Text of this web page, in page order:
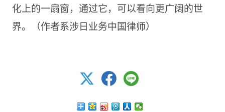
化上的一扇窗，通过它，可以看向更广阔的世
界。（作者系涉日业务中国律师）